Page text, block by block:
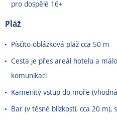
pro dospělé 16+
Pláž
Písčito-oblázková pláž cca 50 m
Cesta je přes areál hotelu a
komunikaci
Kamenitý vstup do moře
Bar (v těsné blízkosti, cca 20 m),